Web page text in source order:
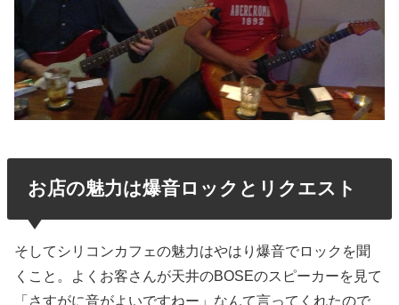
お店の魅力は爆音ロックとリクエスト
そしてシリコンカフェの魅力はやはり爆音でロックを聞
くこと。よくお客さんが天井のBOSEのスピーカーを見て
「さすがに音がよいですねー」なんて言ってくれたので